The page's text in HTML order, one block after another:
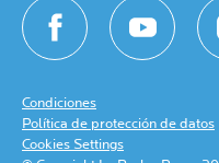
Condiciones
Política de protección de datos
Cookies Settings